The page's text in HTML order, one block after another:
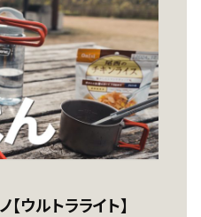
【ウルトラライト】